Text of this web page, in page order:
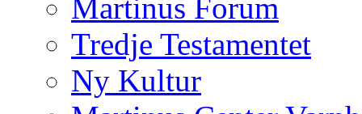
Martinus Forum
Tredje Testamentet
Ny Kultur